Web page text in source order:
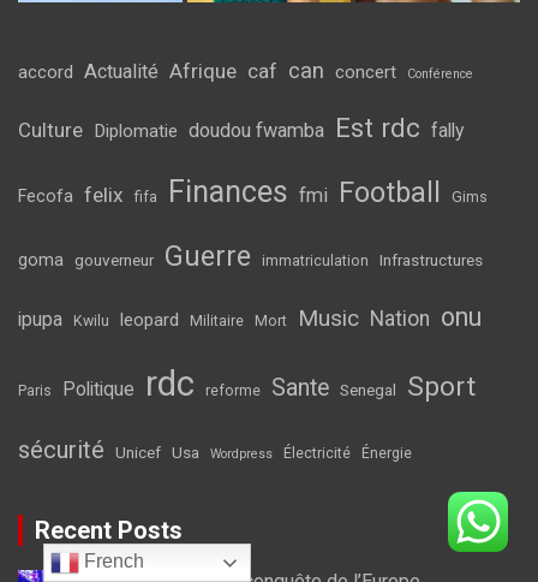
accord Actualité Afrique caf can concert Conférence
Culture Diplomatie doudou fwamba Est rdc fally
Fecofa felix fifa Finances fmi Football Gims
goma gouverneur Guerre immatriculation Infrastructures
ipupa Kwilu leopard Militaire Mort Music Nation onu
Paris Politique rdc reforme Sante Senegal Sport
sécurité Unicef Usa Wordpress Électricité Énergie
Recent Posts
French